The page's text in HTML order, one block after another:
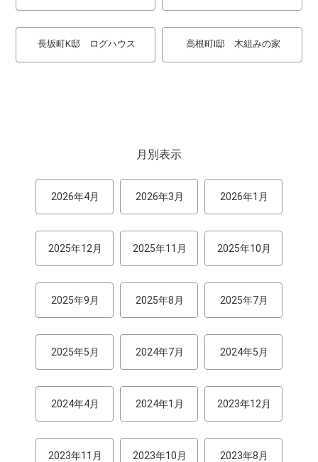
長坂町K邸 ログハウス 高根町I邸 木組みの家
月別表示
2026年4月 2026年3月 2026年1月
2025年12月 2025年11月 2025年10月
2025年9月 2025年8月 2025年7月
2025年5月 2024年7月 2024年5月
2024年4月 2024年1月 2023年12月
2023年11月 2023年10月 2023年8月